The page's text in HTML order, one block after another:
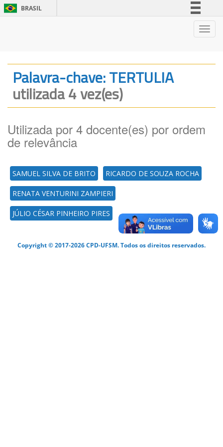
BRASIL
Legislação
Palavra-chave: TERTULIA
utilizada 4 vez(es)
Utilizada por 4 docente(es) por ordem
de relevância
SAMUEL SILVA DE BRITO RICARDO DE SOUZA ROCHA
RENATA VENTURINI ZAMPIERI
JÚLIO CÉSAR PINHEIRO PIRES
Copyright © 2017-2026 CPD-UFSM. Todos os direitos reservados.